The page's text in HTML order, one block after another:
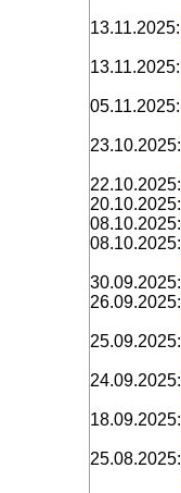
13.11.2025:
13.11.2025:
05.11.2025:
23.10.2025:
22.10.2025:
20.10.2025:
08.10.2025:
08.10.2025:
30.09.2025:
26.09.2025:
25.09.2025:
24.09.2025:
18.09.2025:
25.08.2025: